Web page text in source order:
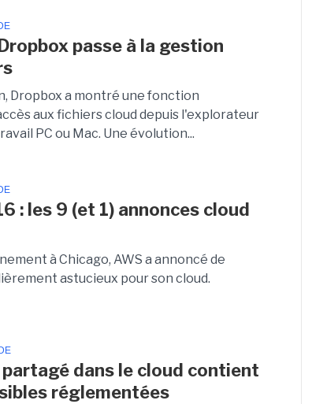
passe à la gestion
Dropbox a montré une fonction
aux fichiers cloud depuis l'explorateur
PC ou Mac. Une évolution...
: les 9 (et 1) annonces cloud
à Chicago, AWS a annoncé de
astucieux pour son cloud.
dans le cloud contient
réglementées